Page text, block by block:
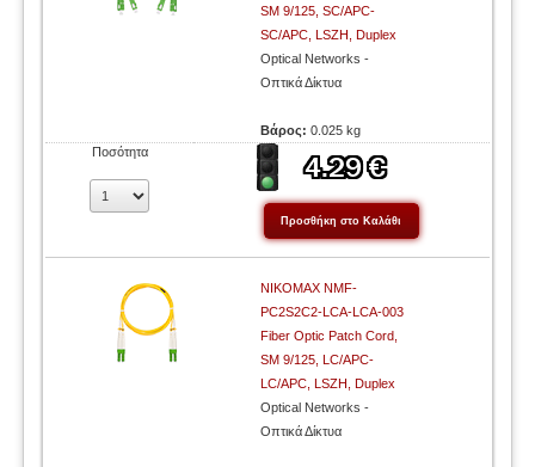
SM 9/125, SC/APC-
SC/APC, LSZH, Duplex
Optical Networks -
Οπτικά Δίκτυα
Βάρος:0.025 kg
Ποσότητα
NIKOMAX NMF-
PC2S2C2-LCA-LCA-003
Fiber Optic Patch Cord,
SM 9/125, LC/APC-
LC/APC, LSZH, Duplex
Optical Networks -
Οπτικά Δίκτυα